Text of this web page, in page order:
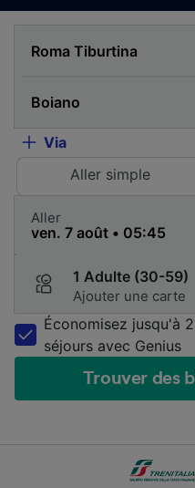
Via
Aller simple
Aller
1 Adulte (30-59)
Ajouter une carte
Économisez jusqu'à
séjours avec Genius
Trouver des